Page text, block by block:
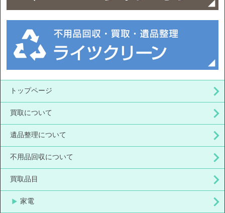
トップページ
買取について
遺品整理について
不用品回収について
買取品目
家電